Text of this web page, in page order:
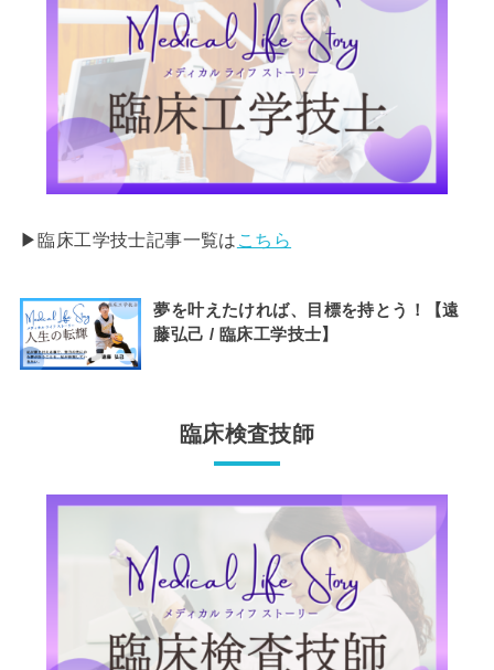
▶︎臨床工学技士記事一覧は こちら
夢を叶えたければ、目標を持とう！【遠
藤弘己 / 臨床工学技士】
臨床検査技師